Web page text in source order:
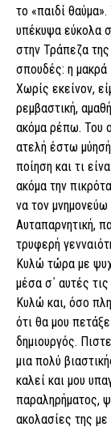
το «παιδί
υπέκυψα εύκολα
στην Τράπεζα
σπουδές: η μακρά
Χωρίς εκείνον,
ρεμβαστική,
ακόμα ρέπω. Του
ατελή έστω
ποίηση και τι
ακόμα την
να τον
Αυταπαρνητική,
τρυφερή
Κυλώ τώρα με
μέσα σ΄ αυτές
Κυλώ και, όσο
ότι θα μου
δημιουργός.
μια πολύ
καλεί και μου
παραληρήματος,
ακολασίες της